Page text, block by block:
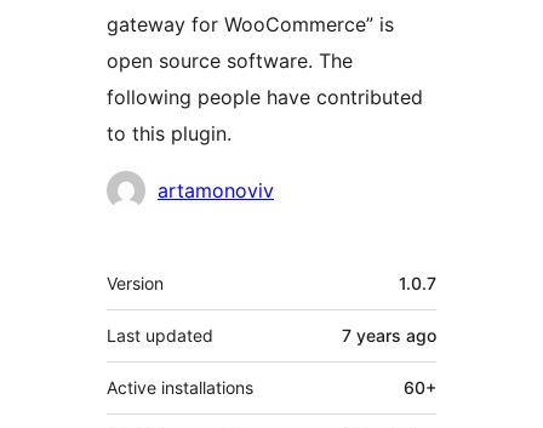
gateway for WooCommerce” is
open source software. The
following people have contributed
to this plugin.
Contributors
artamonoviv
Meta
Version 1.0.7
Last updated 7 years ago
Active installations 60+